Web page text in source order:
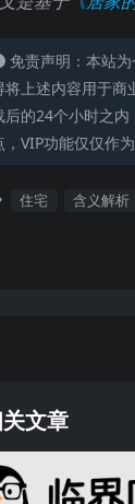
免责声明：本站
将上述内容用于商
后的24个小时之
，VIP功能仅仅作
住宅 含义解析
文章